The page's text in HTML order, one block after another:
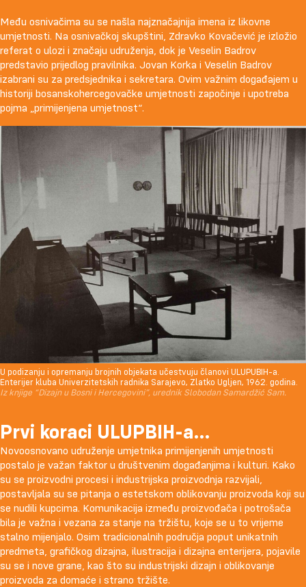
Među osnivačima su se našla najznačajnija imena iz likovne
umjetnosti. Na osnivačkoj skupštini, Zdravko Kovačević je izložio
referat o ulozi i značaju udruženja, dok je Veselin Badrov
predstavio prijedlog pravilnika. Jovan Korka i Veselin Badrov
izabrani su za predsjednika i sekretara. Ovim važnim događajem u
historiji bosanskohercegovačke umjetnosti započinje i upotreba
pojma „primijenjena umjetnost“.
U podizanju i opremanju brojnih objekata učestvuju članovi ULUPUBIH-a.
Enterijer kluba Univerzitetskih radnika Sarajevo, Zlatko Ugljen, 1962. godina.
Iz knjige “Dizajn u Bosni i Hercegovini”, urednik Slobodan Samardžić Sam.
Prvi koraci ULUPBIH-a…
Novoosnovano udruženje umjetnika primijenjenih umjetnosti
postalo je važan faktor u društvenim događanjima i kulturi. Kako
su se proizvodni procesi i industrijska proizvodnja razvijali,
postavljala su se pitanja o estetskom oblikovanju proizvoda koji su
se nudili kupcima. Komunikacija između proizvođača i potrošača
bila je važna i vezana za stanje na tržištu, koje se u to vrijeme
stalno mijenjalo. Osim tradicionalnih područja poput unikatnih
predmeta, grafičkog dizajna, ilustracija i dizajna enterijera, pojavile
su se i nove grane, kao što su industrijski dizajn i oblikovanje
proizvoda za domaće i strano tržište.